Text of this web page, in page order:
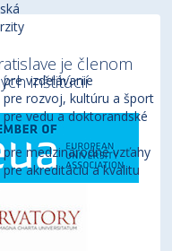
vzdelávanie
rozvoj, kultúru a šport
vedu a doktorandské
medzinárodné vzťahy
akreditáciu a kvalitu
je členom
inštitúcií